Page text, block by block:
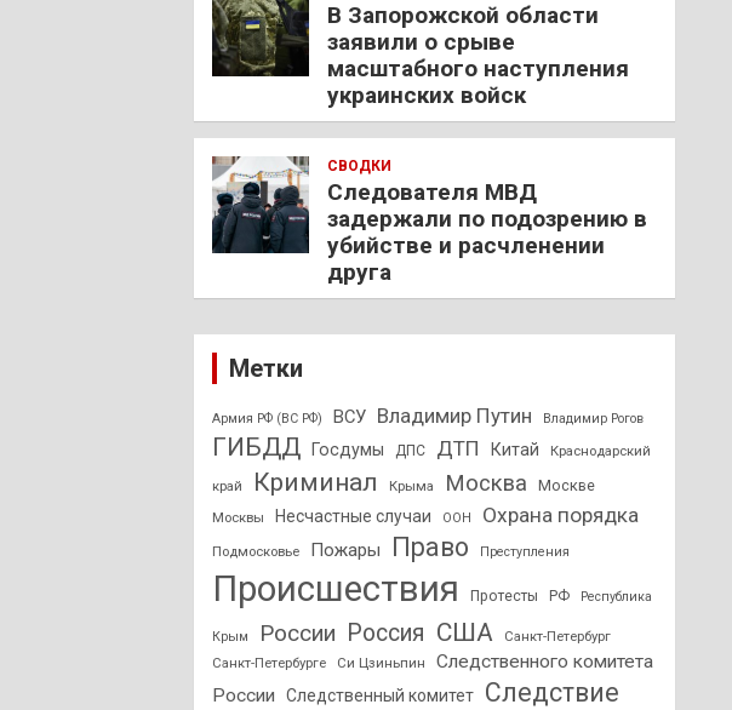
В Запорожской области
заявили о срыве
масштабного наступления
украинских войск
СВОДКИ
Следователя МВД
задержали по подозрению в
убийстве и расчленении
друга
Метки
Армия РФ (ВС РФ) ВСУ Владимир Путин Владимир Рогов
ГИБДД Госдумы ДПС ДТП Китай Краснодарский
край Криминал Крыма Москва Москве
Москвы Несчастные случаи ООН Охрана порядка
Подмосковье Пожары Право Преступления
Происшествия Протесты РФ Республика
Крым России Россия США
Санкт-Петербург
Санкт-Петербурге
Си Цзиньпин
Следственного комитета
России
Следственный комитет Следствие